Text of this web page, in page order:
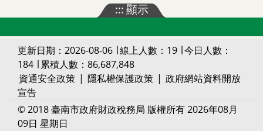
:::顯示
更新日期：2026-08-06 ∣ 線上人數：19 ∣ 今日人數：
184 ∣ 累積人數：86,687,848
資通安全政策 | 隱私權保護政策 | 政府網站資料開放
宣告
© 2018 臺南市政府財政稅務局 版權所有 2026年08月
09日 星期日